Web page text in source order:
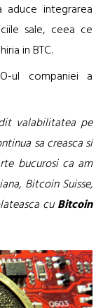
aduce integrarea
sale, ceea ce
in BTC.
ul companiei a
valabilitatea pe
sa creasca si
bucurosi ca am
Bitcoin Suisse,
cuBitcoin